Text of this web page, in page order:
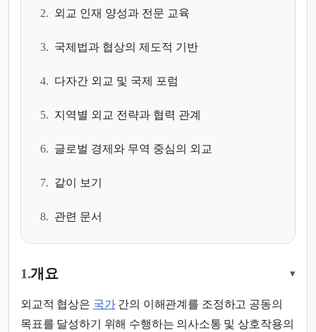
2. 외교 인재 양성과 전문 교육
3. 국제법과 협상의 제도적 기반
4. 다자간 외교 및 국제 포럼
5. 지역별 외교 전략과 협력 관계
6. 글로벌 경제와 무역 중심의 외교
7. 같이 보기
8. 관련 문서
1.개요 ▾
외교적 협상은 국가간의 이해관계를 조정하고 공동의
목표를 달성하기 위해 수행하는 의사소통 및 상호작용의